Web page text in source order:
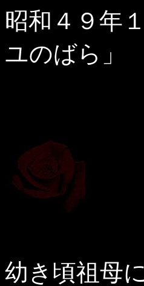
昭和４９年
ユのばら」
幼き頃祖母